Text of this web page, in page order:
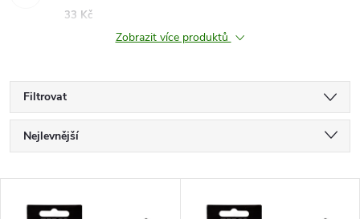
33 Kč
Zobrazit více produktů
Filtrovat
Ř
a
Nejlevnější
V